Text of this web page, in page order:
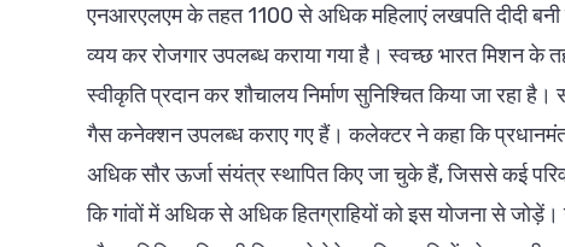
एनआरएलएम के तहत 1100 से अधिक महिलाएं लखपति दीदी बनी
व्यय कर रोजगार उपलब्ध कराया गया है। स्वच्छ भारत मिशन के
स्वीकृति प्रदान कर शौचालय निर्माण सुनिश्चित किया जा रहा
गैस कनेक्शन उपलब्ध कराए गए हैं। कलेक्टर ने कहा कि
अधिक सौर ऊर्जा संयंत्र स्थापित किए जा चुके हैं, जिससे कई
कि गांवों में अधिक से अधिक हितग्राहियों को इस योजना से जोड़ें।